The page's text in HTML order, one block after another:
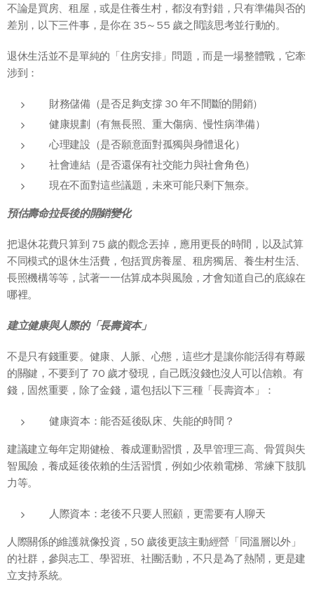
不論是買房、租屋，或是住養生村，都沒有對錯，只有準備與否的
差別，以下三件事，是你在 35～55 歲之間該思考並行動的。
退休生活並不是單純的「住房安排」問題，而是一場整體戰，它牽
涉到：
財務儲備（是否足夠支撐 30 年不間斷的開銷）
健康規劃（有無長照、重大傷病、慢性病準備）
心理建設（是否願意面對孤獨與身體退化）
社會連結（是否還保有社交能力與社會角色）
現在不面對這些議題，未來可能只剩下無奈。
預估壽命拉長後的開銷變化
把退休花費只算到 75 歲的觀念丟掉，應用更長的時間，以及試算
不同模式的退休生活費，包括買房養屋、租房獨居、養生村生活、
長照機構等等，試著一一估算成本與風險，才會知道自己的底線在
哪裡。
建立健康與人際的「長壽資本」
不是只有錢重要。健康、人脈、心態，這些才是讓你能活得有尊嚴
的關鍵，不要到了 70 歲才發現，自己既沒錢也沒人可以信賴。有
錢，固然重要，除了金錢，還包括以下三種「長壽資本」：
健康資本：能否延後臥床、失能的時間？
建議建立每年定期健檢、養成運動習慣，及早管理三高、骨質與失
智風險，養成延後依賴的生活習慣，例如少依賴電梯、常練下肢肌
力等。
人際資本：老後不只要人照顧，更需要有人聊天
人際關係的維護就像投資，50 歲後更該主動經營「同溫層以外」
的社群，參與志工、學習班、社團活動，不只是為了熱鬧，更是建
立支持系統。